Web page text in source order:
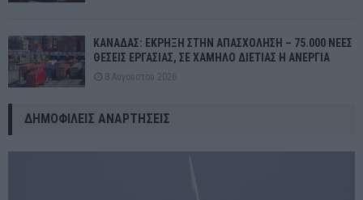
ΚΑΝΑΔΑΣ: ΕΚΡΗΞΗ ΣΤΗΝ ΑΠΑΣΧΟΛΗΣΗ – 75.000 ΝΕΕΣ
ΘΕΣΕΙΣ ΕΡΓΑΣΙΑΣ, ΣΕ ΧΑΜΗΛΟ ΔΙΕΤΙΑΣ Η ΑΝΕΡΓΙΑ
8 Αυγούστου 2026
ΔΗΜΟΦΙΛΕΊΣ ΑΝΑΡΤΉΣΕΙΣ